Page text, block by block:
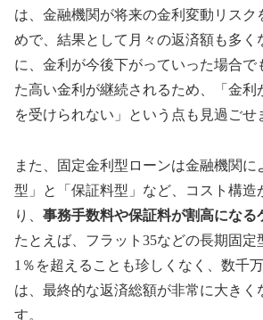
は、金融機関が将来の金利変動リスク
めで、結果として月々の返済額も多く
に、金利が今後下がっていった場合で
た高い金利が継続されるため、「金利
を受けられない」という点も見過ごせ
また、固定金利型ローンは金融機関
型」と「保証料型」など、コスト構造
り、 事務手数料や保証料が割高になる
たとえば、フラット35などの長期固定
1％を超えることも珍しくなく、数千
は、最終的な返済総額が非常に大きく
す。